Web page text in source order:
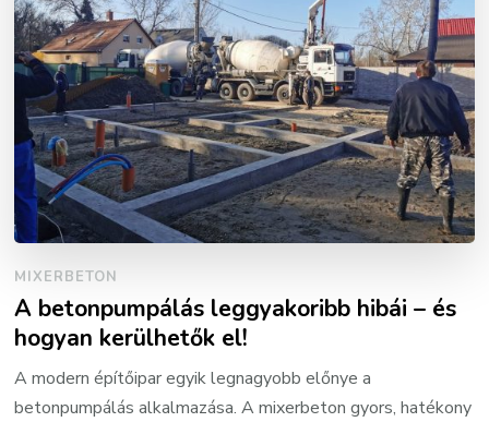
MIXERBETON
A betonpumpálás leggyakoribb hibái – és
hogyan kerülhetők el!
A modern építőipar egyik legnagyobb előnye a
betonpumpálás alkalmazása. A mixerbeton gyors, hatékony